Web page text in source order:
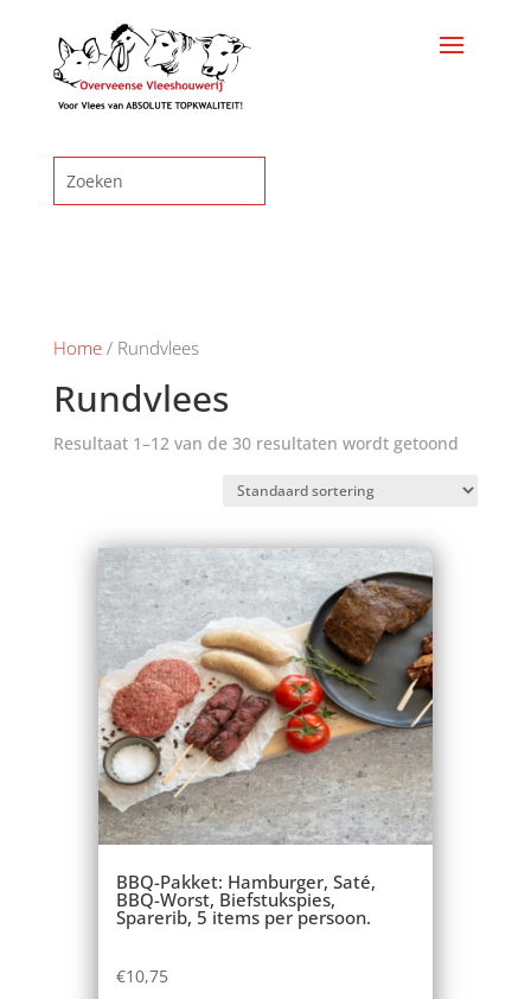
Home/ Rundvlees
Rundvlees
Resultaat 1–12 van de 30 resultaten wordt getoond
BBQ-Pakket: Hamburger, Saté,
BBQ-Worst, Biefstukspies,
Sparerib, 5 items per persoon.
€10,75